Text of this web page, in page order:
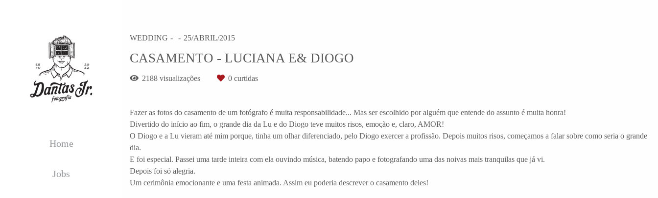
Home
Jobs
WEDDING 25/ABRIL/2015
CASAMENTO - LUCIANA E& DIOGO
2188 visualizações 0 curtidas
Fazer as fotos do casamento de um fotógrafo é muita responsabilidade... Mas ser escolhido por alguém que entende do assunto é muita honra!
Divertido do início ao fim, o grande dia da Lu e do Diogo teve muitos risos, emoção e, claro, AMOR!
O Diogo e a Lu vieram até mim porque, tinha um olhar diferenciado, pelo Diogo exercer a profissão. Depois muitos risos, começamos a falar sobre como seria o grande
dia.
E foi especial. Passei uma tarde inteira com ela ouvindo música, batendo papo e fotografando uma das noivas mais tranquilas que já vi.
Depois foi só alegria.
Um cerimônia emocionante e uma festa animada. Assim eu poderia descrever o casamento deles!